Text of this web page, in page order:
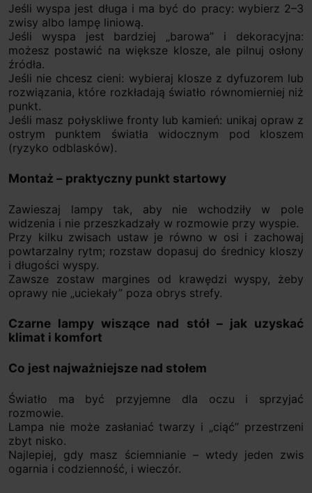
Jeśli wyspa jest długa i ma być do pracy: wybierz 2–3
zwisy albo lampę liniową.
Jeśli wyspa jest bardziej „barowa” i dekoracyjna:
możesz postawić na większe klosze, ale pilnuj osłony
źródła.
Jeśli nie chcesz cieni: wybieraj klosze z dyfuzorem lub
rozwiązania, które rozkładają światło równomierniej niż
punkt.
Jeśli masz połyskliwe fronty lub kamień: unikaj opraw z
ostrym punktem światła widocznym pod kloszem
(ryzyko odblasków).
Montaż – praktyczny punkt startowy
Zawieszaj lampy tak, aby nie wchodziły w pole
widzenia i nie przeszkadzały w rozmowie przy wyspie.
Przy kilku zwisach ustaw je równo w osi i zachowaj
powtarzalny rytm; rozstaw dopasuj do średnicy kloszy
i długości wyspy.
Zawsze zostaw margines od krawędzi wyspy, żeby
oprawy nie „uciekały” poza obrys strefy.
Czarne lampy wiszące nad stół – jak uzyskać
klimat i komfort
Co jest najważniejsze nad stołem
Światło ma być przyjemne dla oczu i sprzyjać
rozmowie.
Lampa nie może zasłaniać twarzy i „ciąć” przestrzeni
zbyt nisko.
Najlepiej, gdy masz ściemnianie – wtedy jeden zwis
ogarnia i codzienność, i wieczór.